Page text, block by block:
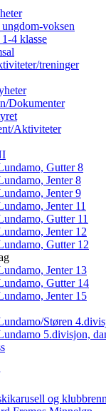
voksen
4 klasse
treninger
Dokumenter
Aktiviteter
Gutter 8
Jenter 8
Jenter 9
Jenter 11
Gutter 11
Jenter 12
Gutter 12
Jenter 13
Gutter 14
Jenter 15
Støren
5.divisjon,
og